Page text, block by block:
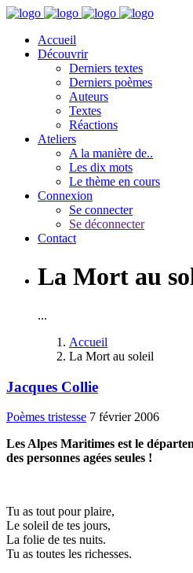
Accueil
Découvrir
Derniers textes
Derniers poèmes
Auteurs
Textes
Réactions
Ateliers
A la manière de..
Les dix mots
Le thème en cours
Connexion
Se connecter
Se déconnecter
Contact
La Mort au
...
Accueil
La Mort au soleil
Jacques Collie
Poèmes tristesse 7 février 2006
Les Alpes Maritimes est le
des personnes agées seules !
Tu as tout pour plaire,
Le soleil de tes jours,
La folie de tes nuits.
Tu as toutes les richesses.